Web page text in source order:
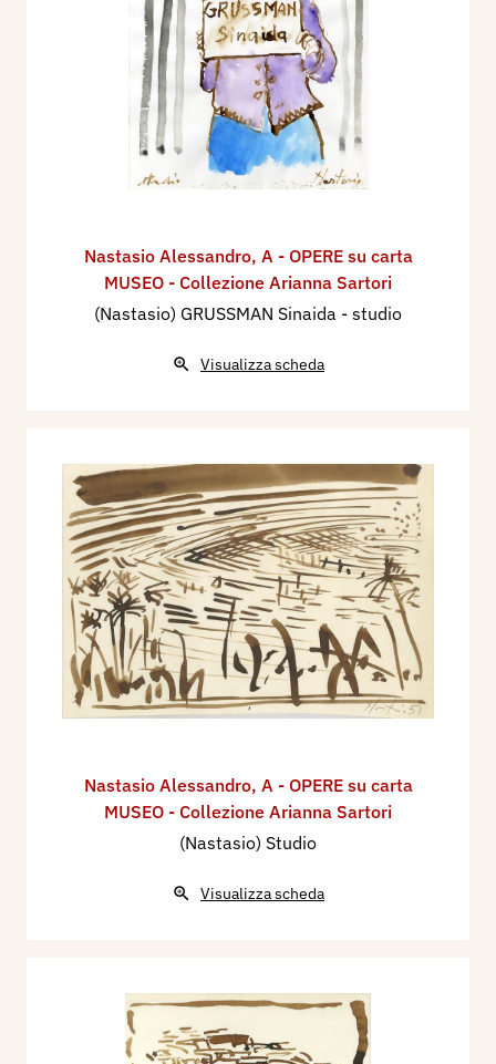
Nastasio Alessandro, A - OPERE su carta
MUSEO - Collezione Arianna Sartori
(Nastasio) GRUSSMAN Sinaida - studio
Visualizza scheda
Nastasio Alessandro, A - OPERE su carta
MUSEO - Collezione Arianna Sartori
(Nastasio) Studio
Visualizza scheda